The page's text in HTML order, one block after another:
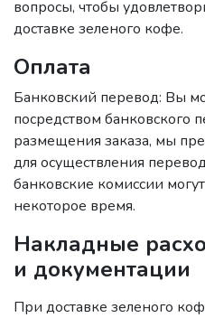
вопросы, чтобы
доставке зеленого кофе.
Оплата
Банковский перевод: Вы
посредством банковского
размещения заказа, мы
для осуществления
банковские комиссии
некоторое время.
Накладные
и документации
При доставке зеленого